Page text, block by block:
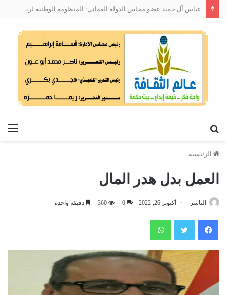
عباس آل حميد عضو مجلس الدولة العماني: المنظومة الوطنية لربط التوظيف بالمهارات تعالج البطالة من جذورها
الرئيسية
العمل بدل هدر المال
الناشر أكتوبر 26, 2022 0
360 دقيقة واحدة
فيسبوك تويتر واتساب